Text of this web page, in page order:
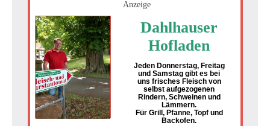
Anzeige
Dahlhauser
Hofladen
Jeden Donnerstag, Freitag
und Samstag gibt es bei
uns frisches Fleisch von
selbst aufgezogenen
Rindern, Schweinen und
Lämmern.
Für Grill, Pfanne, Topf und
Backofen.